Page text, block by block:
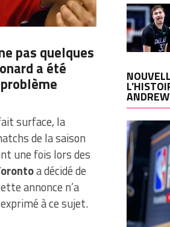
pas quelques
a été
surface, la
de la saison
une fois lors des
a décidé de
annonce n’a
à ce sujet.